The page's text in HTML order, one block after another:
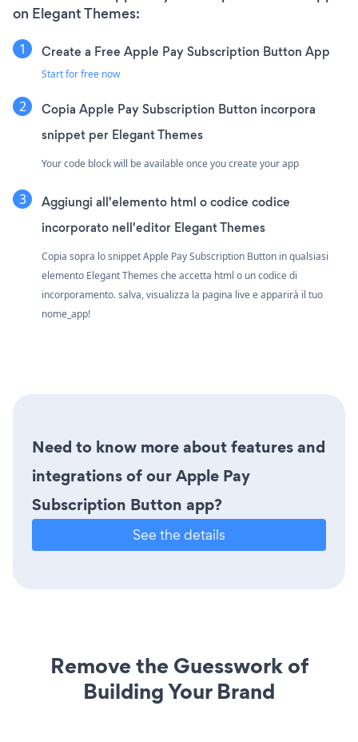
on Elegant Themes:
Create a Free Apple Pay Subscription Button App
Start for free now
Copia Apple Pay Subscription Button incorpora
snippet per Elegant Themes
Your code block will be available once you create your app
Aggiungi all'elemento html o codice codice
incorporato nell'editor Elegant Themes
Copia sopra lo snippet Apple Pay Subscription Button in qualsiasi
elemento Elegant Themes che accetta html o un codice di
incorporamento. salva, visualizza la pagina live e apparirà il tuo
nome_app!
Need to know more about features and
integrations of our Apple Pay
Subscription Button app?
See the details
Remove the Guesswork of
Building Your Brand